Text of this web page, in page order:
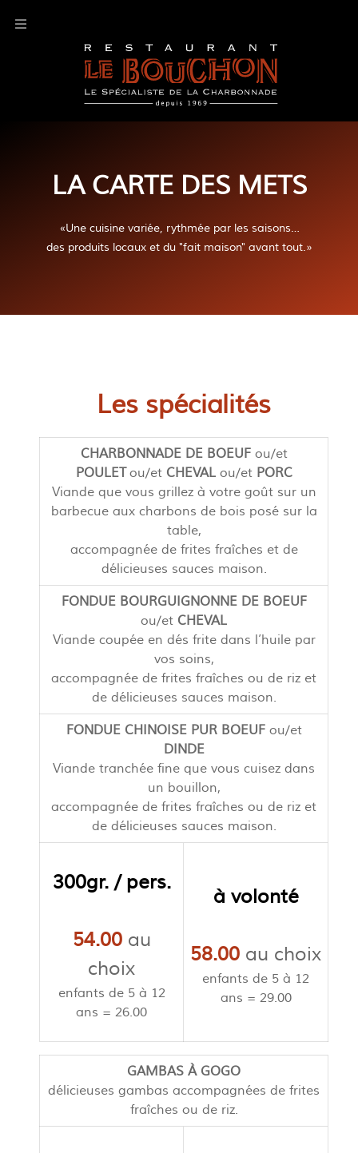
LA CARTE DES METS
«Une cuisine variée, rythmée par les saisons…
des produits locaux et du "fait maison" avant tout.»
Les spécialités
CHARBONNADE DE BOEUF ou/et
POULETou/etCHEVALou/etPORC
Viande que vous grillez à votre goût sur un
barbecue aux charbons de bois posé sur la
table,
accompagnée de frites fraîches et de
délicieuses sauces maison.
FONDUE BOURGUIGNONNE DE BOEUF
ou/et CHEVAL
Viande coupée en dés frite dans l’huile par
vos soins,
accompagnée de frites fraîches ou de riz et
de délicieuses sauces maison.
FONDUE CHINOISE PUR BOEUF ou/et
DINDE
Viande tranchée fine que vous cuisez dans
un bouillon,
accompagnée de frites fraîches ou de riz et
de délicieuses sauces maison.
300gr. / pers.
54.00 au
choix
enfants de 5 à 12
ans = 26.00
à volonté
58.00 au choix
enfants de 5 à 12
ans = 29.00
GAMBAS À GOGO
délicieuses gambas accompagnées de frites
fraîches ou de riz.